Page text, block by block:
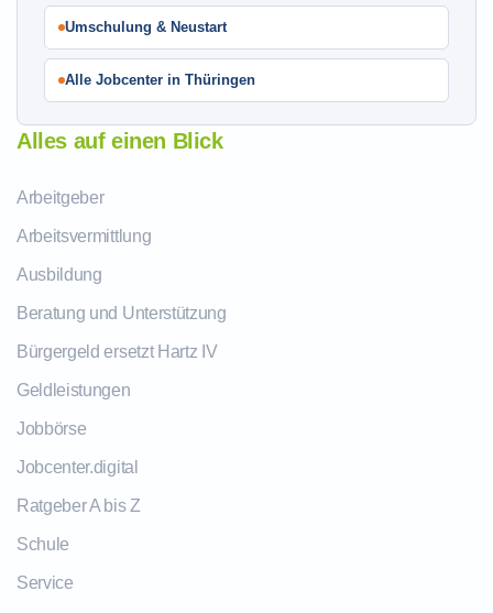
Umschulung & Neustart
Alle Jobcenter in Thüringen
Alles auf einen Blick
Arbeitgeber
Arbeitsvermittlung
Ausbildung
Beratung und Unterstützung
Bürgergeld ersetzt Hartz IV
Geldleistungen
Jobbörse
Jobcenter.digital
Ratgeber A bis Z
Schule
Service